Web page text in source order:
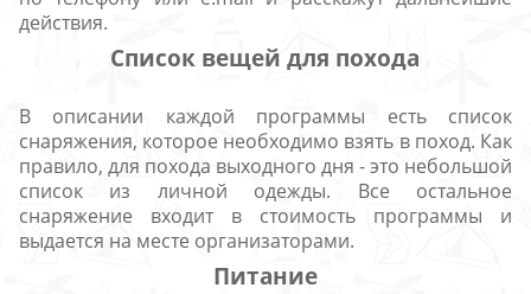
действия.
Список вещей для похода
В описании каждой программы есть список
снаряжения, которое необходимо взять в поход. Как
правило, для похода выходного дня - это небольшой
список из личной одежды. Все остальное
снаряжение входит в стоимость программы и
выдается на месте организаторами.
Питание